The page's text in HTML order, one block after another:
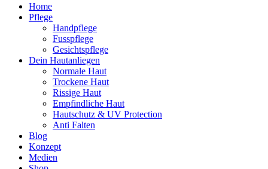
Home
Pflege
Handpflege
Fusspflege
Gesichtspflege
Dein Hautanliegen
Normale Haut
Trockene Haut
Rissige Haut
Empfindliche Haut
Hautschutz & UV Protection
Anti Falten
Blog
Konzept
Medien